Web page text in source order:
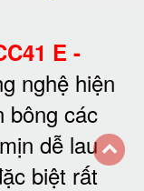
E -
nghệ hiện
bông các
dễ lau
biệt rấtback